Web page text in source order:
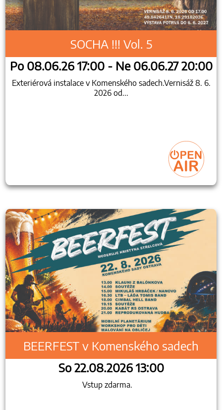
SOCHA !!! Vol. 5
Po 08.06.26 17:00 - Ne 06.06.27 20:00
Exteriérová instalace v Komenského sadech.Vernisáž 8. 6.
2026 od...
BEERFEST v Komenského sadech
So 22.08.2026 13:00
Vstup zdarma.